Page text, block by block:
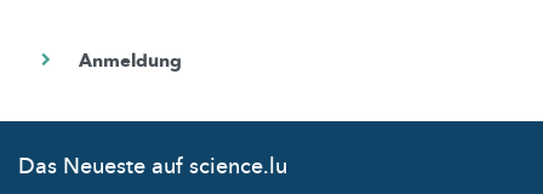
Das Neueste auf science.lu